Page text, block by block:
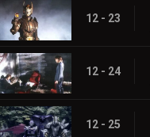
12 - 23
12 - 24
12 - 25